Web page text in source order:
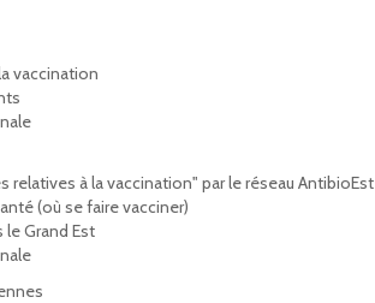
vaccination
à la vaccination" par le réseau AntibioEst
(où se faire vacciner)
Grand Est